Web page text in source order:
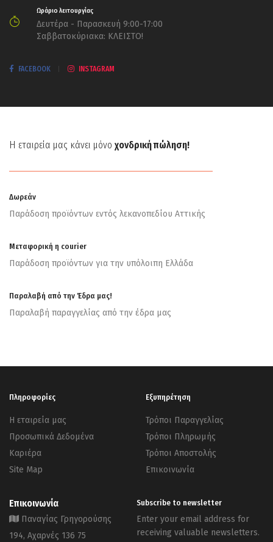
Ωράριο λειτουργίας
Δευτέρα - Παρασκευή 9:00-17:00
Σαββατοκύριακα: ΚΛΕΙΣΤΟ!
FACEBOOK INSTAGRAM
Η εταιρεία μας κάνει μόνο χονδρική πώληση!
Δωρεάν
Παράδοση προϊόντων εντός λεκανοπεδίου Αττικής
Μεταφορική η courier
Παράδοση προϊόντων για την υπόλοιπη Ελλάδα
Παραλαβή από την Έδρα μας!
Παραλαβή παραγγελίας από την έδρα μας
Πληροφορίες
Η εταιρεία μας
Προσωπικά Δεδομένα
Καριέρα
Site Map
Εξυπηρέτηση
Τρόποι Παραγγελίας
Τρόποι Πληρωμής
Τρόποι Αποστολής
Επικοινωνία
Επικοινωνία
Παναγίας Γρηγορούσης
194, Αχαρνές 136 75
Subscribe to newsletter
Enter your email address for
receiving valuable newsletters.